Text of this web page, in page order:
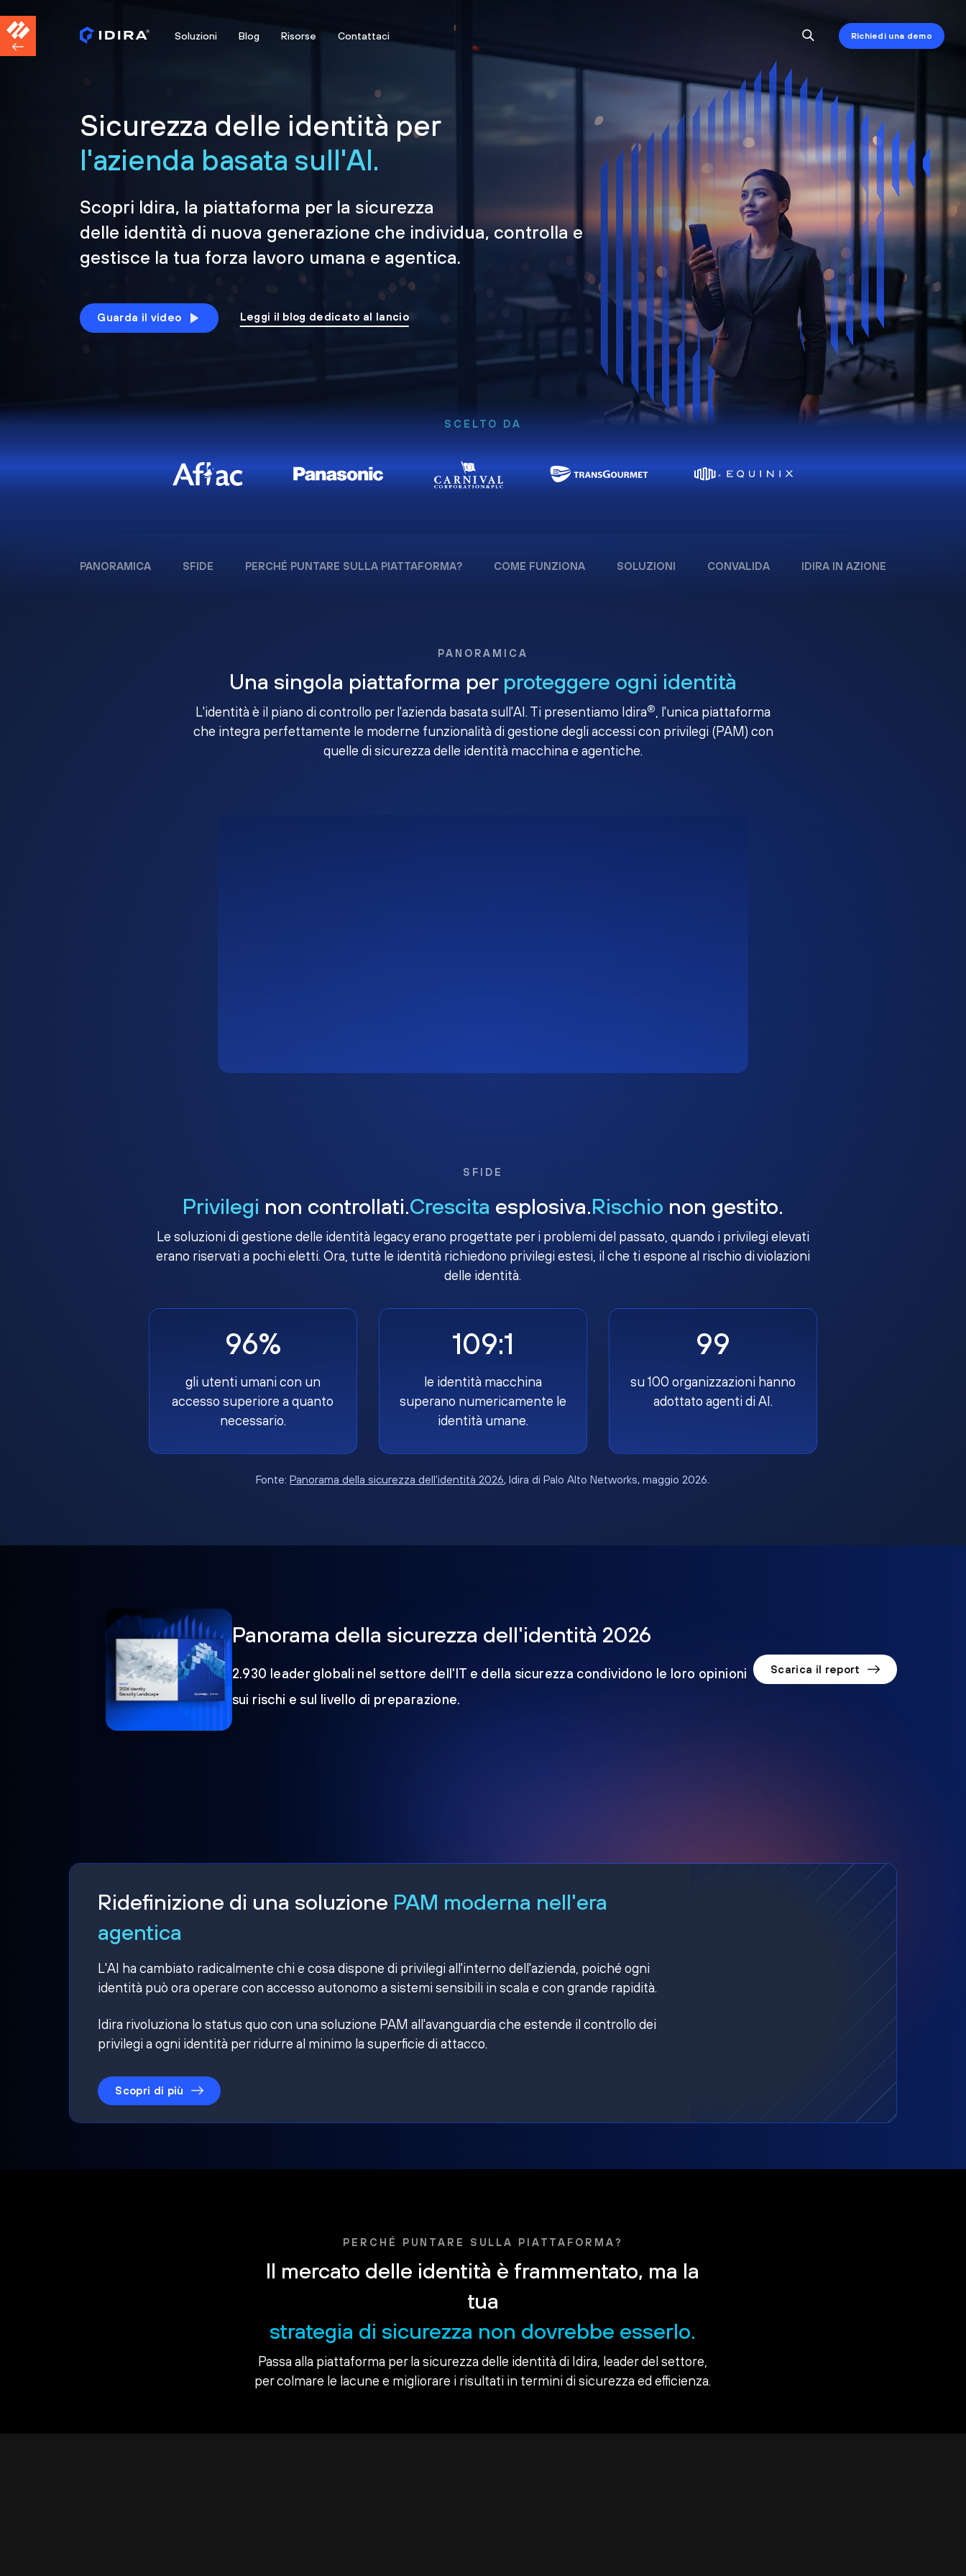
Soluzioni Blog Risorse Contattaci Richiedi una demo
Sicurezza delle identità per
l'azienda basata sull'AI.
Scopri Idira, la piattaforma per la sicurezza
delle identità di nuova generazione che individua, controlla e
gestisce la tua forza lavoro umana e agentica.
Guarda il video Leggi il blog dedicato al lancio
SCELTO DA
PANORAMICA SFIDE PERCHÉ PUNTARE SULLA PIATTAFORMA? COME FUNZIONA SOLUZIONI CONVALIDA IDIRA IN AZIONE
PANORAMICA
Una singola piattaforma per proteggere ogni identità
L'identità è il piano di controllo per l'azienda basata sull'AI. Ti presentiamo Idira®, l'unica piattaforma
che integra perfettamente le moderne funzionalità di gestione degli accessi con privilegi (PAM) con
quelle di sicurezza delle identità macchina e agentiche.
SFIDE
Privilegi non controllati.Crescita esplosiva.Rischio non gestito.
Le soluzioni di gestione delle identità legacy erano progettate per i problemi del passato, quando i privilegi elevati
erano riservati a pochi eletti. Ora, tutte le identità richiedono privilegi estesi, il che ti espone al rischio di violazioni
delle identità.
96%
gli utenti umani con un
accesso superiore a quanto
necessario.
109:1
le identità macchina
superano numericamente le
identità umane.
99
su 100 organizzazioni hanno
adottato agenti di AI.
Fonte:Panorama della sicurezza dell'identità 2026, Idira di Palo Alto Networks, maggio 2026.
Panorama della sicurezza dell'identità 2026
2.930 leader globali nel settore dell'IT e della sicurezza condividono le loro opinioni
sui rischi e sul livello di preparazione.
Scarica il report
Ridefinizione di una soluzione PAM moderna nell'era
agentica
L'AI ha cambiato radicalmente chi e cosa dispone di privilegi all'interno dell'azienda, poiché ogni
identità può ora operare con accesso autonomo a sistemi sensibili in scala e con grande rapidità.
Idira rivoluziona lo status quo con una soluzione PAM all'avanguardia che estende il controllo dei
privilegi a ogni identità per ridurre al minimo la superficie di attacco.
Scopri di più
PERCHÉ PUNTARE SULLA PIATTAFORMA?
Il mercato delle identità è frammentato, ma la
tua
strategia di sicurezza non dovrebbe esserlo.
Passa alla piattaforma per la sicurezza delle identità di Idira, leader del settore,
per colmare le lacune e migliorare i risultati in termini di sicurezza ed efficienza.